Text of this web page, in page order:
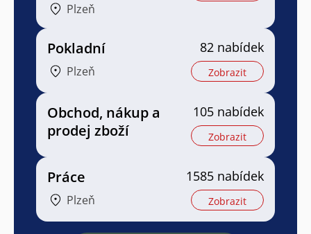
Plzeň
Pokladní
Plzeň
82 nabídek
Zobrazit
Obchod, nákup a
prodej zboží
105 nabídek
Zobrazit
Práce
Plzeň
1585 nabídek
Zobrazit